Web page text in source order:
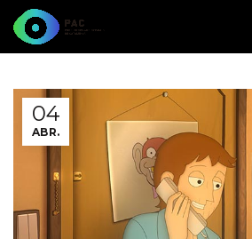
04
ABR.